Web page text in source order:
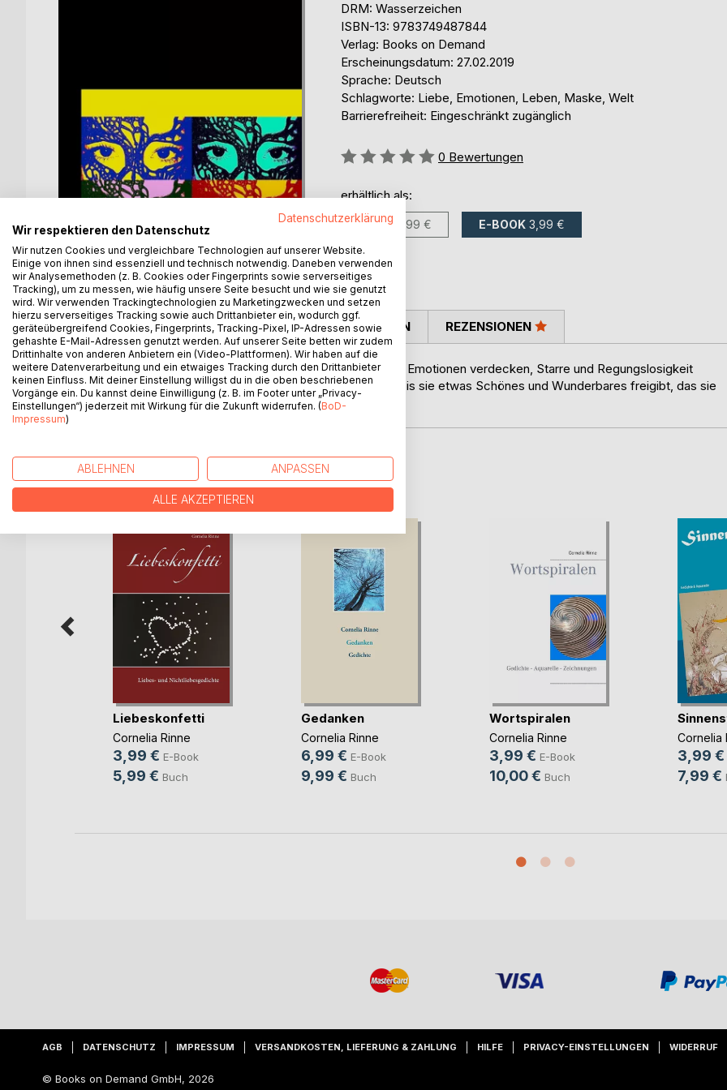
DRM: Wasserzeichen
ISBN-13: 9783749487844
Verlag: Books on Demand
Erscheinungsdatum: 27.02.2019
Sprache: Deutsch
Schlagworte: Liebe, Emotionen, Leben, Maske, Welt
Barrierefreiheit: Eingeschränkt zugänglich
Bewertung::
0 Bewertungen
erhältlich als:
BUCH 9,99 € E-BOOK 3,99 €
BESCHREIBUNG
Eine bildhaft schöne Maske kann Ausdruckslosigkeit oder Emotionen verdecken, Starre und Regungslosigkeit
verbergen ... Sie kann aber ebenso Spannung erzeugen, bis sie etwas Schönes und Wunderbares freigibt, das sie
bis dahin gut behütet hat.
AUTOR/IN PRESSESTIMMEN REZENSIONEN
WEITERE TITEL BEIBoD
Liebeskonfetti
Cornelia Rinne
3,99 € E-Book
5,99 € Buch
Gedanken
Cornelia Rinne
6,99 € E-Book
9,99 € Buch
Wortspiralen
Cornelia Rinne
3,99 € E-Book
10,00 € Buch
Cornelia
3,99 €
7,99 €
AGB DATENSCHUTZ IMPRESSUM VERSANDKOSTEN, LIEFERUNG & ZAHLUNG HILFE PRIVACY-EINSTELLUNGEN WIDERRUF
© Books on Demand GmbH, 2026
Datenschutzerklärung
Wir respektieren den Datenschutz
Wir nutzen Cookies und vergleichbare Technologien auf unserer Website.
Einige von ihnen sind essenziell und technisch notwendig. Daneben verwenden
wir Analysemethoden (z. B. Cookies oder Fingerprints sowie serverseitiges
Tracking), um zu messen, wie häufig unsere Seite besucht und wie sie genutzt
wird. Wir verwenden Trackingtechnologien zu Marketingzwecken und setzen
hierzu serverseitiges Tracking sowie auch Drittanbieter ein, wodurch ggf.
geräteübergreifend Cookies, Fingerprints, Tracking-Pixel, IP-Adressen sowie
gehashte E-Mail-Adressen genutzt werden. Auf unserer Seite betten wir zudem
Drittinhalte von anderen Anbietern ein (Video-Plattformen). Wir haben auf die
weitere Datenverarbeitung und ein etwaiges Tracking durch den Drittanbieter
keinen Einfluss. Mit deiner Einstellung willigst du in die oben beschriebenen
Vorgänge ein. Du kannst deine Einwilligung (z. B. im Footer unter „Privacy-
Einstellungen“) jederzeit mit Wirkung für die Zukunft widerrufen. (BoD-
Impressum)
ABLEHNEN ANPASSEN
ALLE AKZEPTIEREN